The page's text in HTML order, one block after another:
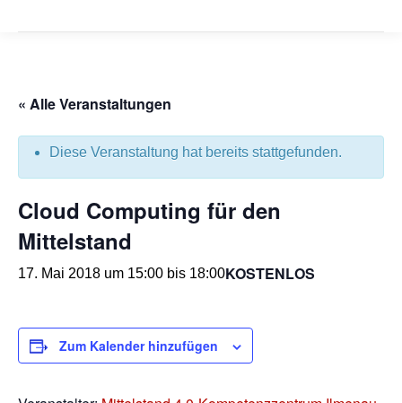
« Alle Veranstaltungen
Diese Veranstaltung hat bereits stattgefunden.
Cloud Computing für den
Mittelstand
17. Mai 2018 um 15:00 bis 18:00KOSTENLOS
Zum Kalender hinzufügen